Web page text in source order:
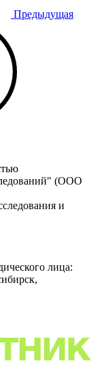
Предыдущая
(ООО
и
лица: